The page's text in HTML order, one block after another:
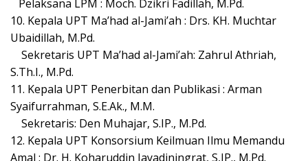
Pelaksana LPM : Moch. Dzikri Fadillah, M.Pd.
10. Kepala UPT Ma’had al-Jami’ah : Drs. KH. Muchtar
Ubaidillah, M.Pd.
Sekretaris UPT Ma’had al-Jami’ah: Zahrul Athriah,
S.Th.I., M.Pd.
11. Kepala UPT Penerbitan dan Publikasi : Arman
Syaifurrahman, S.E.Ak., M.M.
Sekretaris: Den Muhajar, S.IP., M.Pd.
12. Kepala UPT Konsorsium Keilmuan Ilmu Memandu
Amal : Dr. H. Koharuddin Jayadiningrat, S,IP., M.Pd.